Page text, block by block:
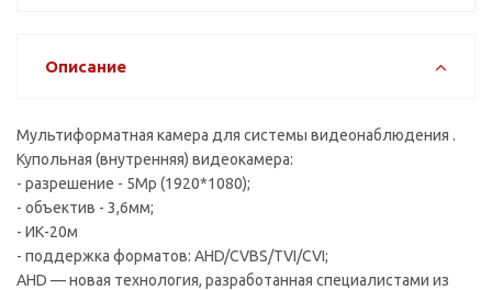
Описание
Мультиформатная камера для системы видеонаблюдения .
Купольная (внутренняя) видеокамера:
- разрешение - 5Mp (1920*1080);
- объектив - 3,6мм;
- ИК-20м
- поддержка форматов: AHD/CVBS/TVI/CVI;
AHD — новая технология, разработанная специалистами из